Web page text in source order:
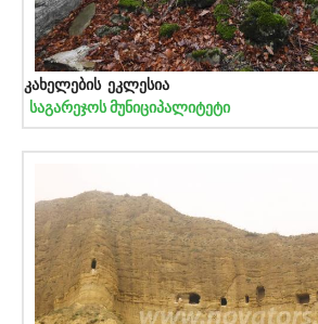
კახელების ეკლესია
საგარეჯოს მუნიციპალიტეტი